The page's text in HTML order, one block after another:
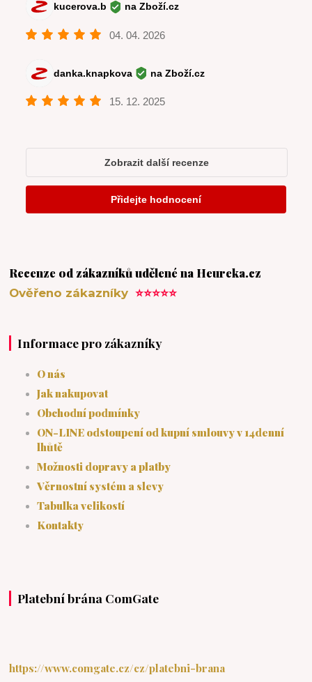
Recenze od zákazníků udělené na Heureka.cz
Ověřeno zákazníky⭐⭐⭐⭐⭐
Informace pro zákazníky
O nás
Jak nakupovat
Obchodní podmínky
ON-LINE odstoupení od kupní smlouvy v 14denní
lhůtě
Možnosti dopravy a platby
Věrnostní systém a slevy
Tabulka velikostí
Kontakty
Platební brána ComGate
https://www.comgate.cz/cz/platebni-brana